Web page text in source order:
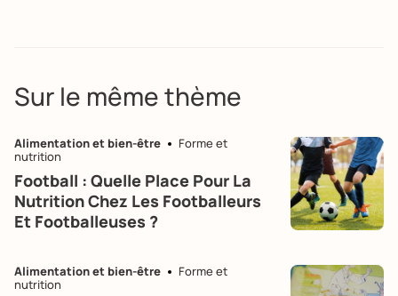
Sur le même thème
Alimentation et bien-être
Forme et
nutrition
Football : Quelle Place Pour La
Nutrition Chez Les Footballeurs
Et Footballeuses ?
Alimentation et bien-être
Forme et
nutrition